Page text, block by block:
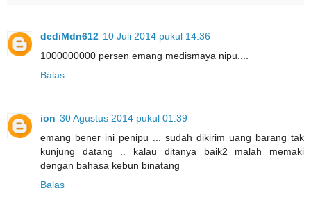
dediMdn612 10 Juli 2014 pukul 14.36
1000000000 persen emang medismaya nipu....
Balas
ion 30 Agustus 2014 pukul 01.39
emang bener ini penipu ... sudah dikirim uang barang tak
kunjung datang .. kalau ditanya baik2 malah memaki
dengan bahasa kebun binatang
Balas